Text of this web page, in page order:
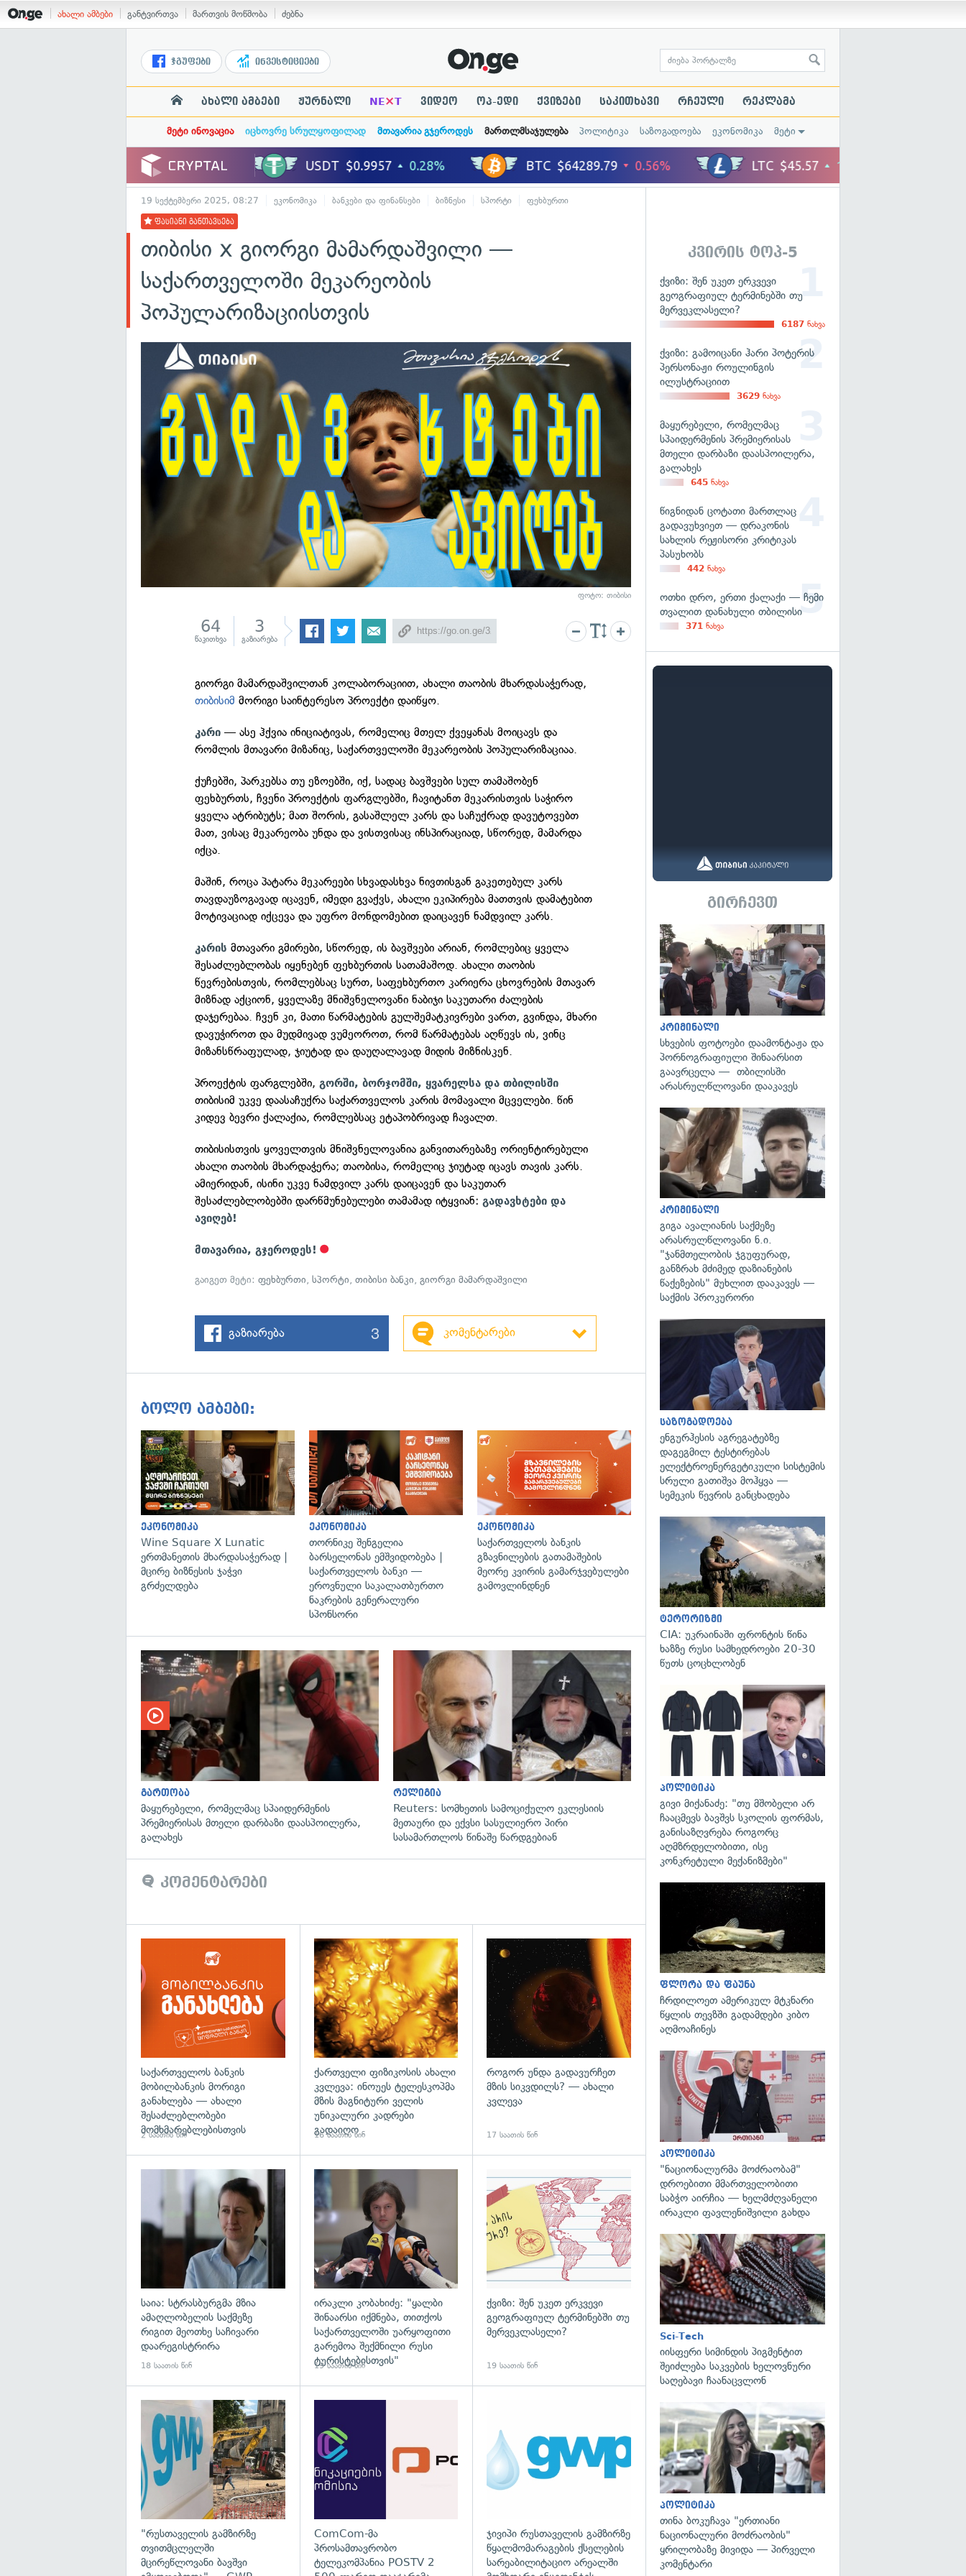
ახალი ამბები განტვირთვა მართვის მოწმობა ძებნა
ჯგუფები ინვესტიციები
ახალი ამბები ჟურნალი NE×T ვიდეო ოპ-ედი ქვიზები საკითხავი რჩეული რეკლამა
მეტი ინოვაცია იცხოვრე სრულყოფილად მთავარია გჯეროდეს მართლმსაჯულება პოლიტიკა საზოგადოება ეკონომიკა მეტი
19 სექტემბერი 2025, 08:27 ეკონომიკა ბანკები და ფინანსები ბიზნესი სპორტი ფეხბურთი
ფასიანი განთავსება
თიბისი x გიორგი მამარდაშვილი —
საქართველოში მეკარეობის
პოპულარიზაციისთვის
ფოტო: თიბისი
64
წაკითხვა
3
გაზიარება
გიორგი მამარდაშვილთან კოლაბორაციით, ახალი თაობის მხარდასაჭერად,
თიბისიმ მორიგი საინტერესო პროექტი დაიწყო.
კარი — ასე ჰქვია ინიციატივას, რომელიც მთელ ქვეყანას მოიცავს და
რომლის მთავარი მიზანიც, საქართველოში მეკარეობის პოპულარიზაციაა.
ქუჩებში, პარკებსა თუ ეზოებში, იქ, სადაც ბავშვები სულ თამაშობენ
ფეხბურთს, ჩვენი პროექტის ფარგლებში, ჩავიტანთ მეკარისთვის საჭირო
ყველა ატრიბუტს; მათ შორის, გასაშლელ კარს და საჩუქრად დავუტოვებთ
მათ, ვისაც მეკარეობა უნდა და ვისთვისაც ინსპირაციად, სწორედ, მამარდა
იქცა.
მაშინ, როცა პატარა მეკარეები სხვადასხვა ნივთისგან გაკეთებულ კარს
თავდაუზოგავად იცავენ, იმედი გვაქვს, ახალი ეკიპირება მათთვის დამატებით
მოტივაციად იქცევა და უფრო მონდომებით დაიცავენ ნამდვილ კარს.
კარის მთავარი გმირები, სწორედ, ის ბავშვები არიან, რომლებიც ყველა
შესაძლებლობას იყენებენ ფეხბურთის სათამაშოდ. ახალი თაობის
წევრებისთვის, რომლებსაც სურთ, საფეხბურთო კარიერა ცხოვრების მთავარ
მიზნად აქციონ, ყველაზე მნიშვნელოვანი ნაბიჯი საკუთარი ძალების
დაჯერებაა. ჩვენ კი, მათი წარმატების გულშემატკივრები ვართ, გვინდა, მხარი
დავუჭიროთ და მუდმივად ვუმეოროთ, რომ წარმატებას აღწევს ის, ვინც
მიზანსწრაფულად, ჯიუტად და დაუღალავად მიდის მიზნისკენ.
პროექტის ფარგლებში,გორში, ბორჯომში, ყვარელსა და თბილისში
თიბისიმ უკვე დაასაჩუქრა საქართველოს კარის მომავალი მცველები. წინ
კიდევ ბევრი ქალაქია, რომლებსაც ეტაპობრივად ჩავალთ.
თიბისისთვის ყოველთვის მნიშვნელოვანია განვითარებაზე ორიენტირებული
ახალი თაობის მხარდაჭერა; თაობისა, რომელიც ჯიუტად იცავს თავის კარს.
ამიერიდან, ისინი უკვე ნამდვილ კარს დაიცავენ და საკუთარ
შესაძლებლობებში დარწმუნებულები თამამად იტყვიან:გადავხტები და
ავიღებ!
მთავარია, გჯეროდეს!
გაიგეთ მეტი:ფეხბურთი,სპორტი,თიბისი ბანკი,გიორგი მამარდაშვილი
გაზიარება 3 კომენტარები
ბოლო ამბები:
ეკონომიკა
Wine Square X Lunatic
ერთმანეთის მხარდასაჭერად |
მცირე ბიზნესის ჯაჭვი
გრძელდება
ეკონომიკა
თორნიკე შენგელია
ბარსელონას ემშვიდობება |
საქართველოს ბანკი —
ეროვნული საკალათბურთო
ნაკრების გენერალური
სპონსორი
ეკონომიკა
საქართველოს ბანკის
გზავნილების გათამაშების
მეორე კვირის გამარჯვებულები
გამოვლინდნენ
გართობა
მაყურებელი, რომელმაც სპაიდერმენის
პრემიერისას მთელი დარბაზი დაასპოილერა,
გალახეს
გადახედვა
რელიგია
Reuters: სომხეთის სამოციქულო ეკლესიის
მეთაური და ექვსი სასულიერო პირი
სასამართლოს წინაშე წარდგებიან
კომენტარები
საქართველოს ბანკის
მობილბანკის მორიგი
განახლება — ახალი
შესაძლებლობები
მომხმარებლებისთვის
2 საათის წინ
გადახედვა
ქართველი ფიზიკოსის ახალი
კვლევა: ინოუეს ტელესკოპმა
მზის მაგნიტური ველის
უნიკალური კადრები
გადაიღო
16 საათის წინ
გადახედვა
როგორ უნდა გადავურჩეთ
მზის სიკვდილს? — ახალი
კვლევა
17 საათის წინ
გადახედვა
საია: სტრასბურგმა მზია
ამაღლობელის საქმეზე
რიგით მეოთხე საჩივარი
დაარეგისტრირა
18 საათის წინ
გადახედვა
ირაკლი კობახიძე: "ყალბი
შინაარსი იქმნება, თითქოს
საქართველოში უარყოფითი
გარემოა შექმნილი რუსი
ტურისტებისთვის"
19 საათის წინ
ქვიზი: შენ უკეთ ერკვევი
გეოგრაფიულ ტერმინებში თუ
მერვეკლასელი?
19 საათის წინ
"რუსთაველის გამზირზე
თვითმცლელში
მცირეწლოვანი ბავშვი
ComCom-მა
პროსამთავრობო
ტელეკომპანია POSTV 2
ჯივიპი რუსთაველის გამზირზე
წყალმომარაგების ქსელების
სარეაბილიტაციო არეალში
კვირის ტოპ-5
ქვიზი: შენ უკეთ ერკვევი
გეოგრაფიულ ტერმინებში თუ
მერვეკლასელი?
6187 ნახვა
ქვიზი: გამოიცანი ჰარი პოტერის
პერსონაჟი როულინგის
ილუსტრაციით
3629 ნახვა
მაყურებელი, რომელმაც
სპაიდერმენის პრემიერისას
მთელი დარბაზი დაასპოილერა,
გალახეს
645 ნახვა
წიგნიდან ცოტათი მართლაც
გადავუხვიეთ — დრაკონის
სახლის რეჟისორი კრიტიკას
პასუხობს
442 ნახვა
ოთხი დრო, ერთი ქალაქი — ჩემი
თვალით დანახული თბილისი
371 ნახვა
გირჩევთ
კრიმინალი
სხვების ფოტოები დაამონტაჟა და
პორნოგრაფიული შინაარსით
გაავრცელა — თბილისში
არასრულწლოვანი დააკავეს
კრიმინალი
გიგა ავალიანის საქმეზე
არასრულწლოვანი ნ.ი.
"ჯანმთელობის ჯგუფურად,
განზრახ მძიმედ დაზიანების
წაქეზების" მუხლით დააკავეს —
საქმის პროკურორი
საზოგადოება
ენგურჰესის აგრეგატებზე
დაგეგმილ ტესტირებას
ელექტროენერგეტიკული სისტემის
სრული გათიშვა მოჰყვა —
სემეკის წევრის განცხადება
ტერორიზმი
CIA: უკრაინაში ფრონტის წინა
ხაზზე რუსი სამხედროები 20-30
წუთს ცოცხლობენ
პოლიტიკა
გივი მიქანაძე: "თუ მშობელი არ
ჩააცმევს ბავშვს სკოლის ფორმას,
განისაზღვრება როგორც
აღმზრდელობითი, ისე
კონკრეტული მექანიზმები"
ფლორა და ფაუნა
ჩრდილოეთ ამერიკულ მტკნარი
წყლის თევზში გადამდები კიბო
აღმოაჩინეს
პოლიტიკა
"ნაციონალურმა მოძრაობამ"
დროებითი მმართველობითი
საბჭო აირჩია — ხელმძღვანელი
ირაკლი ფავლენიშვილი გახდა
Sci-Tech
იისფერი სიმინდის პიგმენტით
შეიძლება საკვების ხელოვნური
საღებავი ჩაანაცვლონ
პოლიტიკა
თინა ბოკუჩავა "ერთიანი
ნაციონალური მოძრაობის"
ყრილობაზე მივიდა — პირველი
კომენტარი